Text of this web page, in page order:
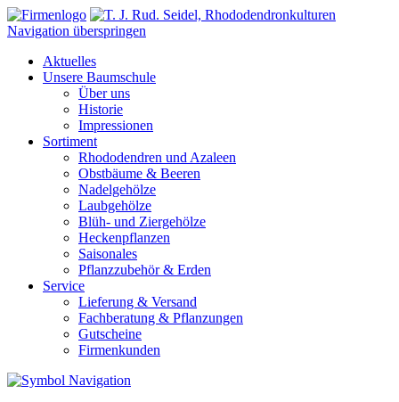
Navigation überspringen
Aktuelles
Unsere Baumschule
Über uns
Historie
Impressionen
Sortiment
Rhododendren und Azaleen
Obstbäume & Beeren
Nadelgehölze
Laubgehölze
Blüh- und Ziergehölze
Heckenpflanzen
Saisonales
Pflanzzubehör & Erden
Service
Lieferung & Versand
Fachberatung & Pflanzungen
Gutscheine
Firmenkunden